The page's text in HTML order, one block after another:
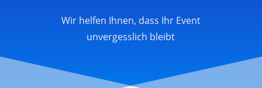
Wir helfen Ihnen, dass Ihr Event
unvergesslich bleibt